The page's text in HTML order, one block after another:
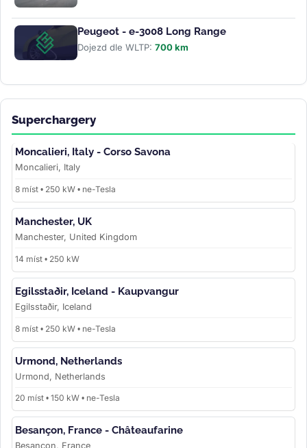
Peugeot - e-3008 Long Range
Dojezd dle WLTP: 700 km
Superchargery
Moncalieri, Italy - Corso Savona
Moncalieri, Italy
8 míst • 250 kW • ne-Tesla
Manchester, UK
Manchester, United Kingdom
14 míst • 250 kW
Egilsstaðir, Iceland - Kaupvangur
Egilsstaðir, Iceland
8 míst • 250 kW • ne-Tesla
Urmond, Netherlands
Urmond, Netherlands
20 míst • 150 kW • ne-Tesla
Besançon, France - Châteaufarine
Besançon, France